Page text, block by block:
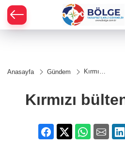
Anasayfa Gündem
Kırmızı
Kırmızı